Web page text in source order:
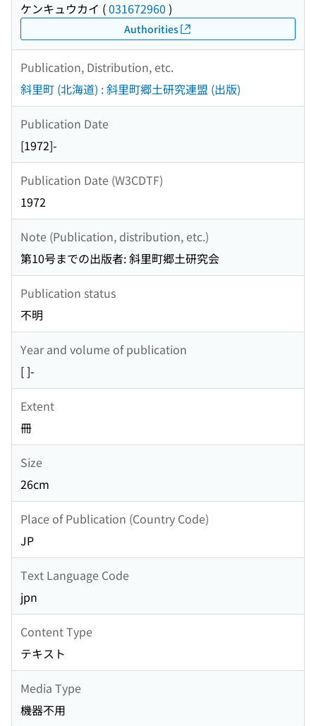
ケンキュウカイ (031672960 )
Authorities
Publication, Distribution, etc.
斜里町 (北海道) : 斜里町郷土研究連盟 (出版)
Publication Date
[1972]-
Publication Date (W3CDTF)
1972
Note (Publication, distribution, etc.)
第10号までの出版者: 斜里町郷土研究会
Publication status
不明
Year and volume of publication
[ ]-
Extent
冊
Size
26cm
Place of Publication (Country Code)
JP
Text Language Code
jpn
Content Type
テキスト
Media Type
機器不用